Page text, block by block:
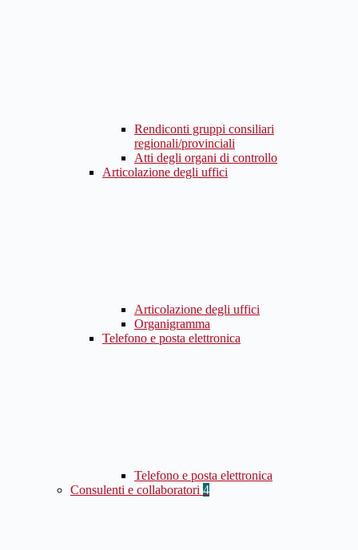
Rendiconti gruppi consiliari
regionali/provinciali
Atti degli organi di controllo
Articolazione degli uffici
Articolazione degli uffici
Organigramma
Telefono e posta elettronica
Telefono e posta elettronica
Consulenti e collaboratori 4